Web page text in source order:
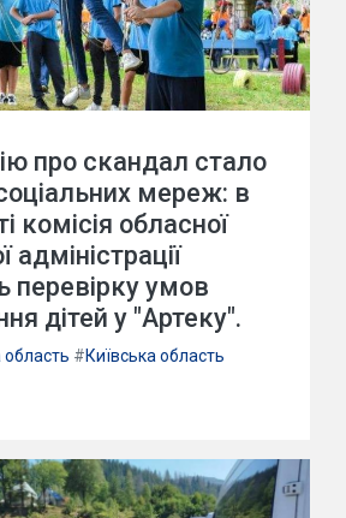
про скандал стало
мереж: в
комісія обласної
адміністрації
перевірку умов
дітей у "Артеку".
область #Київська область